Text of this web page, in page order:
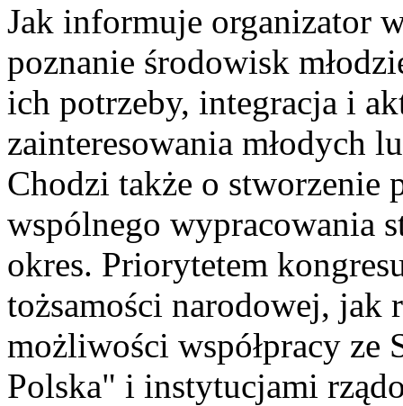
Jak informuje organizator
poznanie środowisk
ich potrzeby, integracja i
zainteresowania młodych
Chodzi także o
wspólnego wypracowania
okres. Priorytetem
tożsamości narodowej, jak
możliwości współpracy ze
Polska" i instytucjami